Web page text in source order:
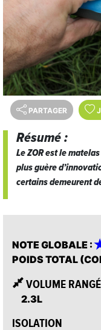
PARTAGER
Résumé :
Le ZOR est le
plus guère
certains demeurent
NOTE GLOBALE :
POIDS TOTAL
VOLUME RANGÉ
2.3L
ISOLATION